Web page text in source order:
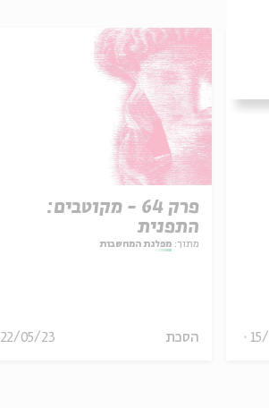
פרק 64 - מקוטבים:
התפנית
מתוך: מפלגת המחשבות
הסכת 22/05/23